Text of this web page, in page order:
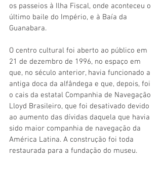
os passeios à Ilha Fiscal, onde aconteceu o
último baile do Império, e à Baía da
Guanabara.
O centro cultural foi aberto ao público em
21 de dezembro de 1996, no espaço em
que, no século anterior, havia funcionado a
antiga doca da alfândega e que, depois, foi
o cais da estatal Companhia de Navegação
Lloyd Brasileiro, que foi desativado devido
ao aumento das dívidas daquela que havia
sido maior companhia de navegação da
América Latina. A construção foi toda
restaurada para a fundação do museu.